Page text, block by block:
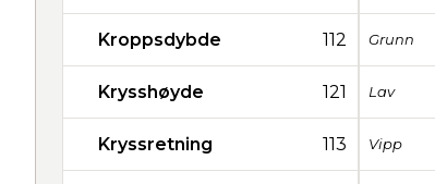
Kroppsdybde 112 Grunn
Krysshøyde 121 Lav
Kryssretning 113 Vipp